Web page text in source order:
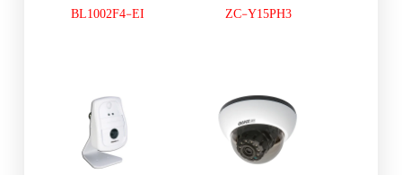
ZC-Y15PH3
BL1002F4-EI